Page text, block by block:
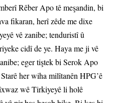
Rêber Apo tê meşandin, bi
fikaran, herî zêde me dixe
vê zanibe; tenduristî û
cidî de ye. Haya me ji vê
eger tiştek bi Serok Apo
her wiha milîtanên HPG’ê
wê Tirkiyeyê li holê